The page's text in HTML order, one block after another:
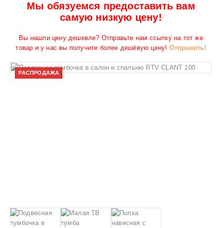
Мы обязуемся предоставить вам
самую низкую цену!
Вы нашли цену дешевле? Отправьте нам ссылку на тот же
товар и у нас вы получите более дешёвую цену! Отправить!
РАСПРОДАЖА